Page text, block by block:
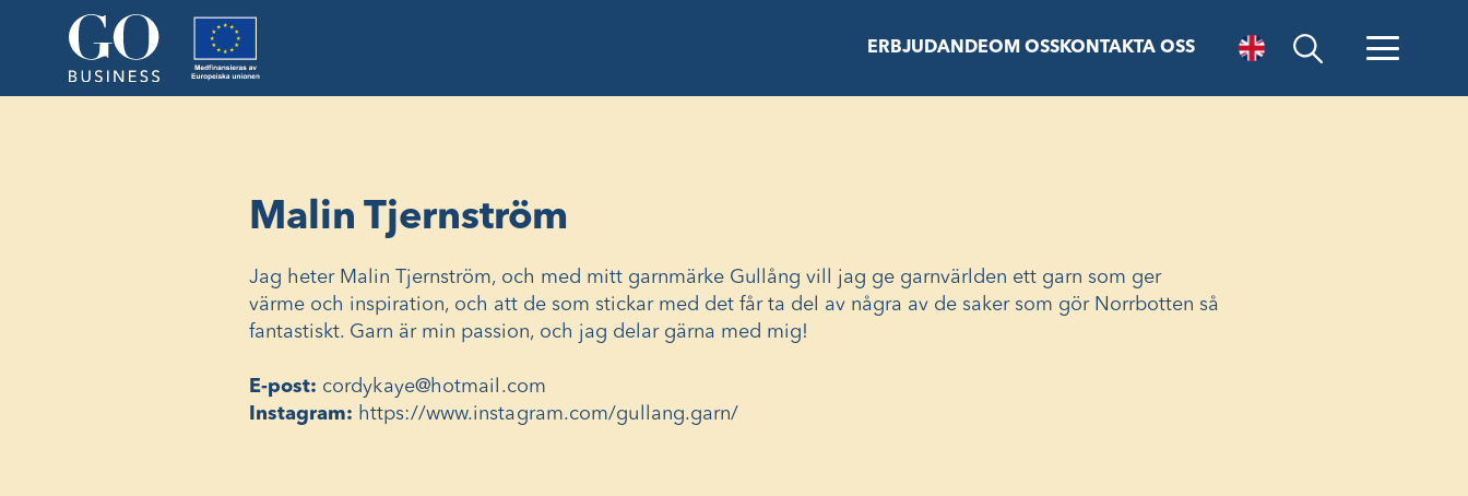
ERBJUDANDEOM OSSKONTAKTA OSS
Öppna sök
-
Malin Tjernström
Jag heter Malin Tjernström, och med mitt garnmärke Gullång vill jag ge garnvärlden ett garn som ger
värme och inspiration, och att de som stickar med det får ta del av några av de saker som gör Norrbotten så
fantastiskt. Garn är min passion, och jag delar gärna med mig!
E-post: cordykaye@hotmail.com
Instagram: https://www.instagram.com/gullang.garn/